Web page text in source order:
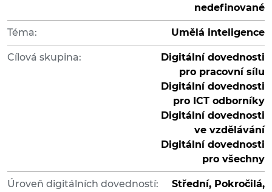
nedefinované
Téma: Umělá inteligence
Cílová skupina:
Digitální dovednosti
pro pracovní sílu
Digitální dovednosti
pro ICT odborníky
Digitální dovednosti
ve vzdělávání
Digitální dovednosti
pro všechny
Úroveň digitálních dovedností:
Střední, Pokročilá,